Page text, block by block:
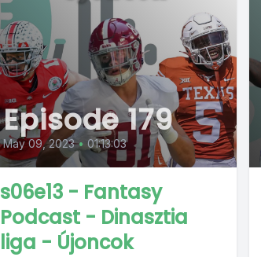
Episode 179
May 09, 2023 • 01:13:03
s06e13 - Fantasy
Podcast - Dinasztia
liga - Újoncok